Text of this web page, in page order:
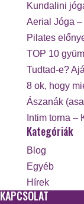
Kundalini
Aerial Jóga
Pilates
TOP 10
Tudtad-e?
8 ok, hogy
Ászanák
Intim torna –
Kategóriák
Blog
Egyéb
Hírek
KAPCSOLAT